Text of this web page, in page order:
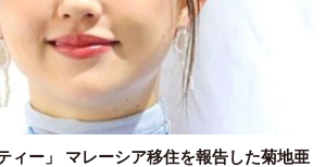
ィー」 マレーシア移住を報告した菊地亜